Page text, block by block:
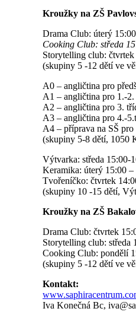
Kroužky na ZŠ
Drama Club: úterý
Cooking Club: středa
Storytelling club:
(skupiny 5 -12 dětí ve
A0 – angličtina pro
A1 – angličtina pro 1.-
A2 – angličtina pro 3.
A3 – angličtina pro 4.-
A4 – příprava na SŠ
(skupiny 5-8 dětí, 1050
Výtvarka: středa 15:00-
Keramika: úterý 15:00 –
Tvořeníčko: čtvrtek
(skupiny 10 -15 dětí,
Kroužky na ZŠ
Drama Club: čtvrtek
Storytelling club: středa
Cooking Club: pondělí
(skupiny 5 -12 dětí ve
Kontakt:
Iva Konečná Bc,